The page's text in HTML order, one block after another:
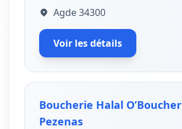
Agde 34300
Voir les détails
Boucherie Halal O’Boucher
Pezenas